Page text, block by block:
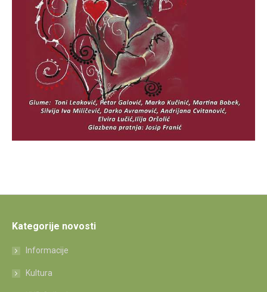
Kategorije novosti
Informacije
Kultura